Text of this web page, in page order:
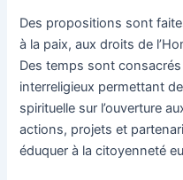
Des propositions sont
à la paix, aux droits de
Des temps sont
interreligieux permettant
spirituelle sur l’ouverture
actions, projets et
éduquer à la citoyenneté